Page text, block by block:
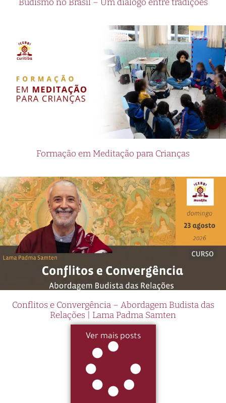
Budismo no Brasil – Um diálogo entre tradições
Formação em Meditação para Crianças
Conflitos e Convergência – Abordagem Budista das
Relações | Lama Padma Samten
Ver mais posts